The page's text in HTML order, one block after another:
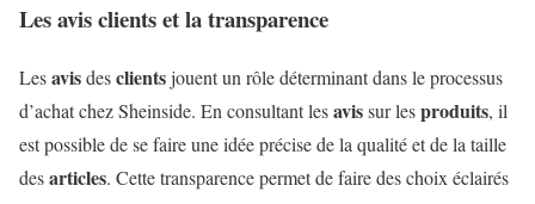
Les avis clients et la transparence
Lesavisdesclientsjouent un rôle déterminant dans le processus
d’achat chez Sheinside. En consultant lesavissur lesproduits, il
est possible de se faire une idée précise de la qualité et de la taille
desarticles. Cette transparence permet de faire des choix éclairés